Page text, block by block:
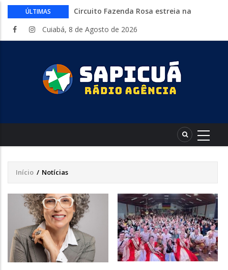
ÚLTIMAS
Circuito Fazenda Rosa estreia na
atividades do agronegócio
sexta-feira
Começa nesta sexta-feira em Cuiabá o
Mato Grosso AgroFestival, com rodeio e
crimes digitais contra menores
CAIXA e iFood facilitam financiamento
entregadores
Cuiabá, 8 de Agosto de 2026
Trilha
de
navegação
Início / Notícias